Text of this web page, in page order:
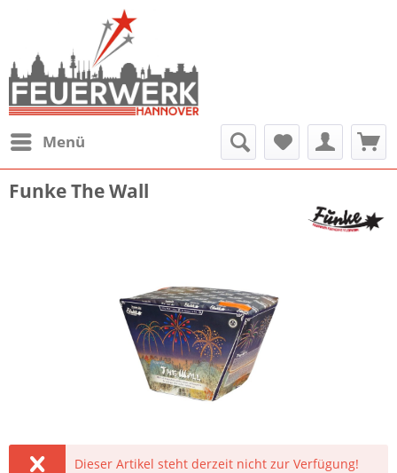
Menü
Funke The Wall
Dieser Artikel steht derzeit nicht zur Verfügung!